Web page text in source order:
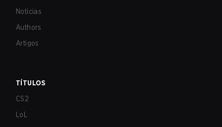
Notícias
Authors
Artigos
TÍTULOS
CS2
LoL